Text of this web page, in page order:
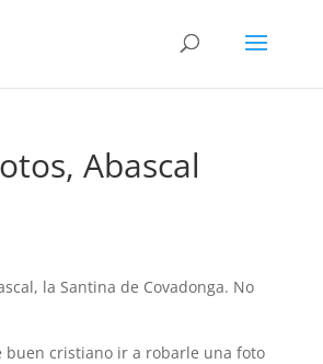
Abascal
la Santina de Covadonga. No
buen cristiano ir a robarle una foto